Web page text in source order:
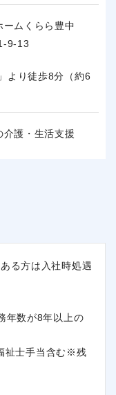
ームくらら豊中
9-13
より徒歩8分（約6
護・生活支援
る方は入社時処遇
年数が8年以上の
祉士手当含む※残